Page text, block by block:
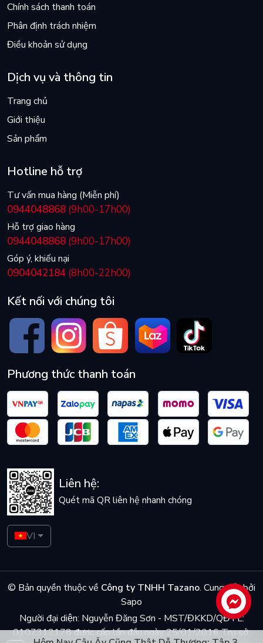
Chính sách thanh toán
Phân định trách nhiệm
Điều khoản sử dụng
Dịch vụ và thông tin
Trang chủ
Giới thiệu
Sản phẩm
Hotline hỗ trợ
Tư vấn mua hàng (Miễn phí)
0944048868 (9h00-17h00)
Hỗ trợ giao hàng
0944048868 (9h00-17h00)
Góp ý, khiếu nại
0904042184 (8h00-22h00)
Kết nối với chúng tôi
Phương thức thanh toán
Liên hệ:
Quét mã QR liên hệ nhanh chóng
VI
© Bản quyền thuộc về Công ty TNHH Tazano. Cung cấp bởi
Sapo
Người đại diện: Nguyễn Đăng Sơn - MST/ĐKKD/QĐTL:
0107312178 được cấp lần đầu ngày 25/01/2016 Trụ sở:
Liên hệ